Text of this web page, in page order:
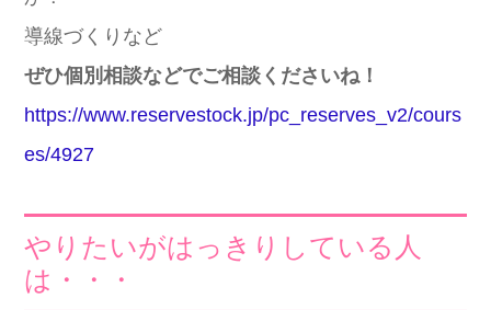
導線づくりなど
ぜひ個別相談などでご相談くださいね！
https://www.reservestock.jp/pc_reserves_v2/cours
es/4927
やりたいがはっきりしている人
は・・・